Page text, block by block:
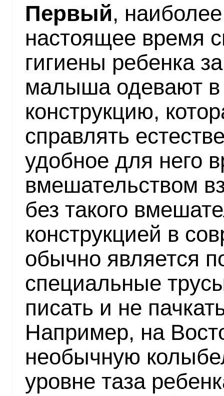
Первый,
настоящее время
гигиены ребенка
малыша одевают
конструкцию,
справлять
удобное для него
вмешательством
без такого
конструкцией в
обычно является
специальные
писать и не
Например, на
необычную
уровне таза